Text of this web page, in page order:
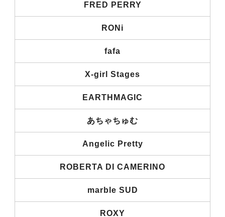
FRED PERRY
RONi
fafa
X-girl Stages
EARTHMAGIC
あちゃちゅむ
Angelic Pretty
ROBERTA DI CAMERINO
marble SUD
ROXY